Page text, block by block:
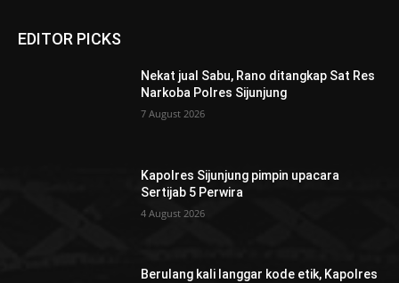
EDITOR PICKS
Nekat jual Sabu, Rano ditangkap Sat Res
Narkoba Polres Sijunjung
7 August 2026
Kapolres Sijunjung pimpin upacara
Sertijab 5 Perwira
4 August 2026
Berulang kali langgar kode etik, Kapolres